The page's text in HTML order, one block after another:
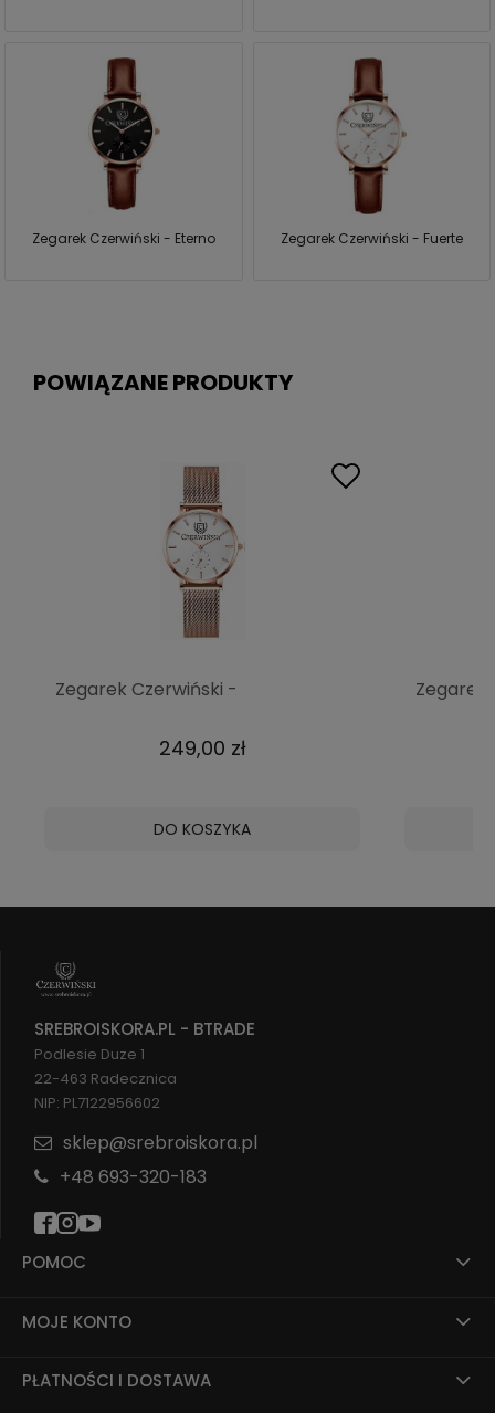
Zegarek Czerwiński - Eterno Zegarek Czerwiński - Fuerte
POWIĄZANE PRODUKTY
Zegarek Czerwiński -
249,00 zł
DO KOSZYKA
Zegarek
POMOC
MOJE KONTO
PŁATNOŚCI I DOSTAWA
SREBROISKORA.PL - BTRADE
Podlesie Duze 1
22-463 Radecznica
NIP: PL7122956602
sklep@srebroiskora.pl
+48 693-320-183